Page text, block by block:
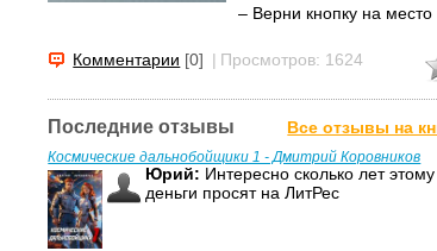
– Верни кнопку на
– Кхым! – выдавил я из
– Ты с этим не
Спросишь Спартака. Там
Комментарии [0] | Просмотров: 1624
Последние отзывы Все отзывы на
Космические дальнобойщики 1 - Дмитрий Коровников
Юрий: Интересно сколько лет
деньги просят на ЛитРес